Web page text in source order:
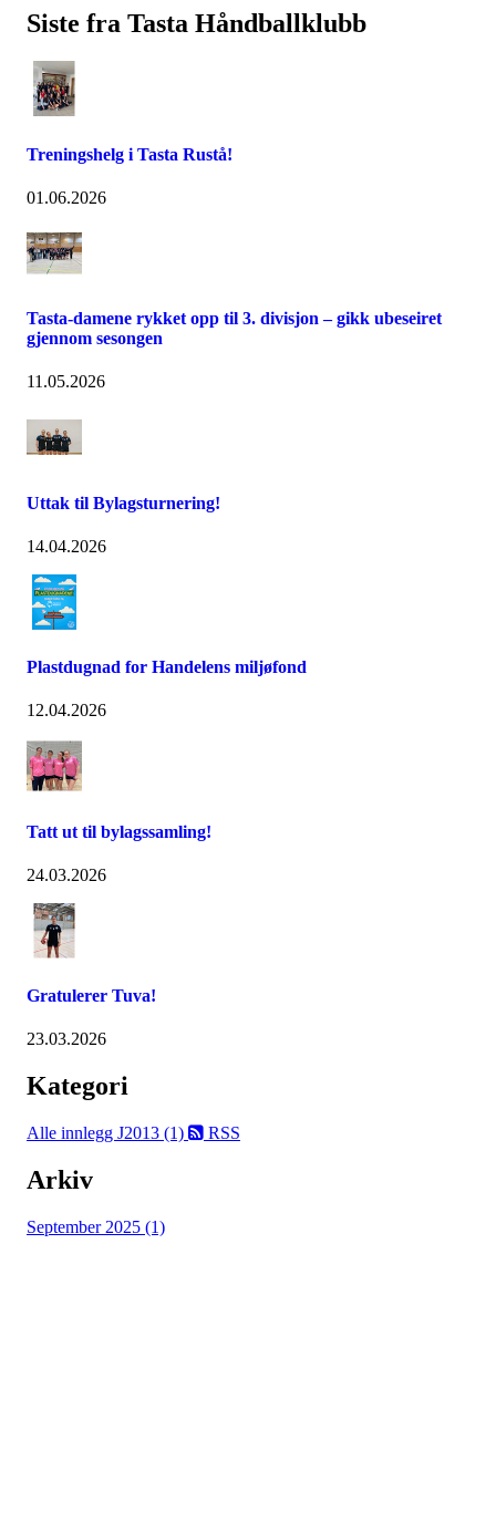
Siste fra Tasta Håndballklubb
Treningshelg i Tasta Rustå!
01.06.2026
Tasta-damene rykket opp til 3. divisjon – gikk ubeseiret
gjennom sesongen
11.05.2026
Uttak til Bylagsturnering!
14.04.2026
Plastdugnad for Handelens miljøfond
12.04.2026
Tatt ut til bylagssamling!
24.03.2026
Gratulerer Tuva!
23.03.2026
Kategori
Alle innlegg J2013 (1) RSS
Arkiv
September 2025 (1)